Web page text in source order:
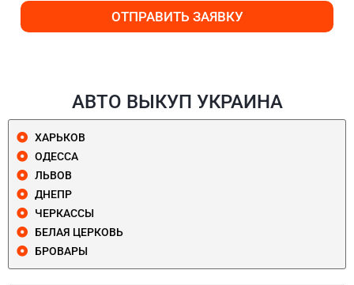
ОТПРАВИТЬ ЗАЯВКУ
АВТО ВЫКУП УКРАИНА
ХАРЬКОВ
ОДЕССА
ЛЬВОВ
ДНЕПР
ЧЕРКАССЫ
БЕЛАЯ ЦЕРКОВЬ
БРОВАРЫ